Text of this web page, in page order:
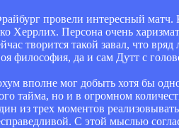
провели интересный матч.
Херрлих. Персона очень
творится такой завал, что
философия, да и сам Дутт с
вполне мог добыть хотя бы
тайма, но и в огромном
из трех моментов
С этой мыслью